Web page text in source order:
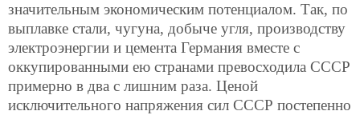
значительным экономическим потенциалом. Так, по
выплавке стали, чугуна, добыче угля, производству
электроэнергии и цемента Германия вместе с
оккупированными ею странами превосходила СССР
примерно в два с лишним раза. Ценой
исключительного напряжения сил СССР постепенно